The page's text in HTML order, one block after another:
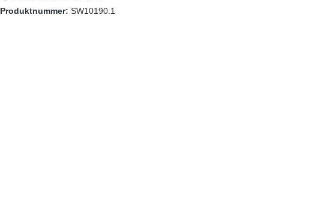
Produktnummer: SW10190.1